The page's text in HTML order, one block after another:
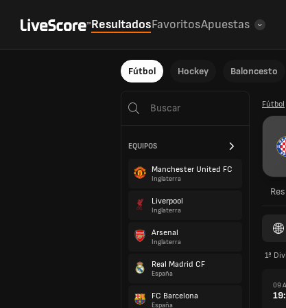
ResultadosFavoritosApuestas
Fútbol Hockey Baloncesto
EQUIPOS
Manchester United FC
Inglaterra
Liverpool
Inglaterra
Arsenal
Inglaterra
Real Madrid CF
España
FC Barcelona
España
Fútbol
1ª
09